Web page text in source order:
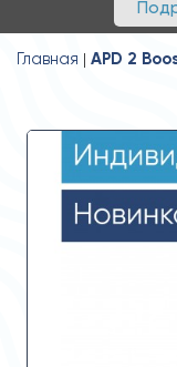
Главная APD 2